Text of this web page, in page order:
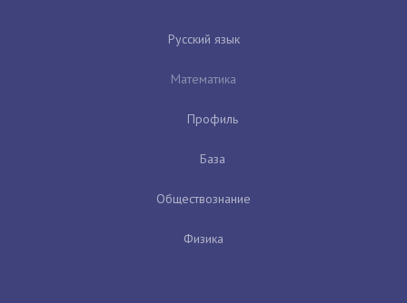
Русский язык
Математика
Профиль
База
Обществознание
Физика